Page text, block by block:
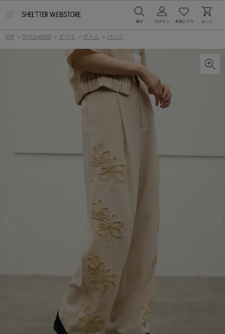
ー
TOP > STYLEMIXER > すべて > ボトム > パンツ